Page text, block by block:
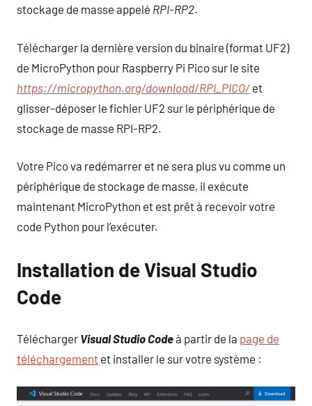
stockage de masse appelé RPI-RP2.
Télécharger la dernière version du binaire (format UF2)
de MicroPython pour Raspberry Pi Pico sur le site
https://micropython.org/download/RPI_PICO/ et
glisser-déposer le fichier UF2 sur le périphérique de
stockage de masse RPI-RP2.
Votre Pico va redémarrer et ne sera plus vu comme un
périphérique de stockage de masse, il exécute
maintenant MicroPython et est prêt à recevoir votre
code Python pour l’exécuter.
Installation de Visual Studio
Code
Télécharger Visual Studio Codeà partir de la page de
téléchargement et installer le sur votre système :